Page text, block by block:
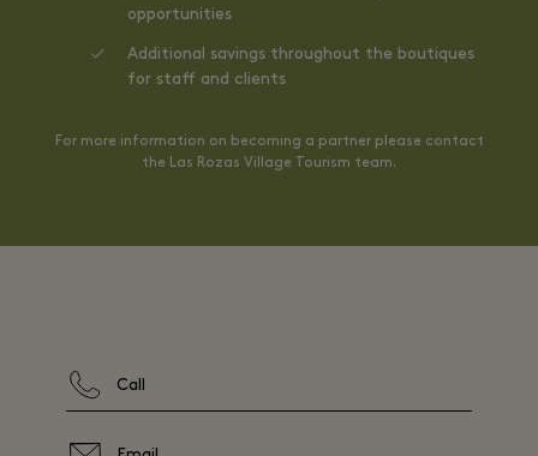
opportunities
Additional savings throughout the boutiques
for staff and clients
For more information on becoming a partner please contact
the Las Rozas Village Tourism team.
Call